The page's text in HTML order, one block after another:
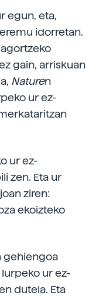
egun, eta,
idorretan.
gain, arriskuan
Naturen
ur ez-
ur ez-
zen. Eta ur
ziren:
ekoizteko
gehiengoa
ur ez-
dutela. Eta